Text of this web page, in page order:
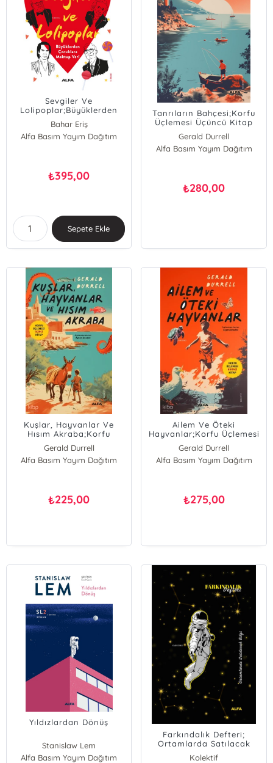
Sevgiler Ve
Lolipoplar;Büyüklerden
Çocuklara Mektup Var!
Bahar Eriş
Alfa Basım Yayım Dağıtım
₺395,00
Sepete Ekle
Tanrıların Bahçesi;Korfu
Üçlemesi Üçüncü Kitap
Gerald Durrell
Alfa Basım Yayım Dağıtım
₺280,00
Kuşlar, Hayvanlar Ve
Hısım Akraba;Korfu
Üçlemesi İkinci Kitap
Gerald Durrell
Alfa Basım Yayım Dağıtım
₺225,00
Ailem Ve Öteki
Hayvanlar;Korfu Üçlemesi
Birinci Kitap
Gerald Durrell
Alfa Basım Yayım Dağıtım
₺275,00
Yıldızlardan Dönüş
Stanislaw Lem
Alfa Basım Yayım Dağıtım
Farkındalık Defteri;
Ortamlarda Satılacak
Bilgi
Kolektif